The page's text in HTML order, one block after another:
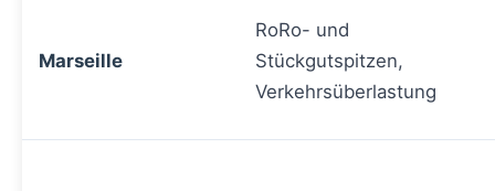
Marseille
RoRo- und
Stückgutspitzen,
Verkehrsüberlastung